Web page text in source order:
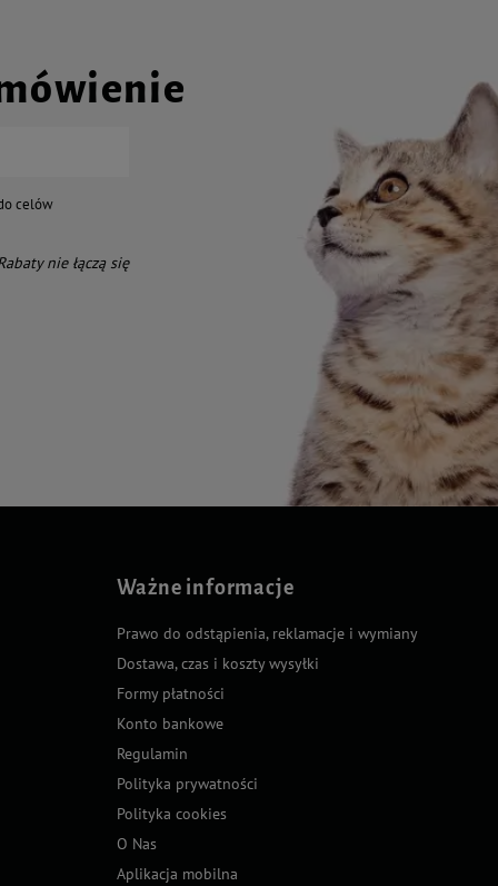
celów
nie łączą się
Ważne informacje
Prawo do odstąpienia, reklamacje i wymiany
Dostawa, czas i koszty wysyłki
Formy płatności
Konto bankowe
Regulamin
Polityka prywatności
Polityka cookies
O Nas
Aplikacja mobilna